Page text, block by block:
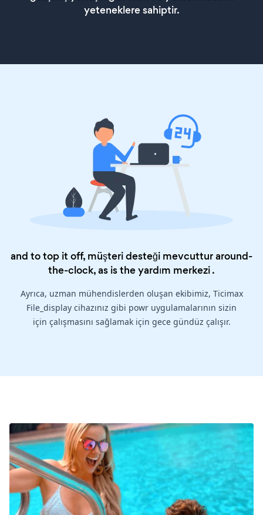
yeteneklere sahiptir.
and to top it off, müşteri desteği mevcuttur around-
the-clock, as is theyardım merkezi.
Ayrıca, uzman mühendislerden oluşan ekibimiz, Ticimax
File_display cihazınız gibi powr uygulamalarının sizin
için çalışmasını sağlamak için gece gündüz çalışır.